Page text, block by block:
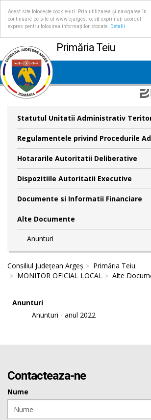
Acest site folosește cookie-uri. Prin utilizarea și navigarea în
continuare pe site-ul www.cjarges.ro, vă exprimați acordul
expres pentru folosirea informațiilor stocate.
Detalii
Primăria Teiu
Statutul Unitatii Administrativ
Regulamentele privind Procedurile
Hotararile Autoritatii Deliberative
Dispozitiile Autoritatii Executive
Documente si Informatii Financiare
Alte Documente
Anunturi
Consiliul Județean Argeș
Primăria Teiu
MONITOR OFICIAL LOCAL
Alte
Anunturi
Anunturi - anul 2022
Contacteaza-ne
Nume